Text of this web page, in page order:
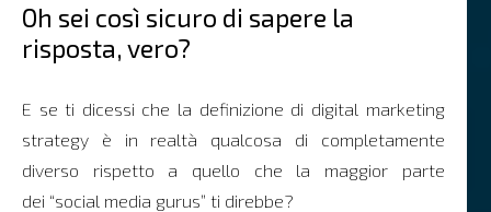
Oh sei così sicuro di sapere la
risposta, vero?
E se ti dicessi che la definizione di digital marketing
strategy è in realtà qualcosa di completamente
diverso rispetto a quello che la maggior parte
dei “social media gurus” ti direbbe?